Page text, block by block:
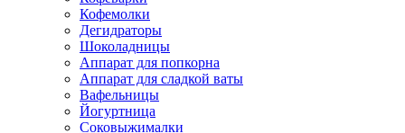
Кофемолки
Дегидраторы
Шоколадницы
Аппарат для попкорна
Аппарат для сладкой ваты
Вафельницы
Йогуртница
Соковыжималки